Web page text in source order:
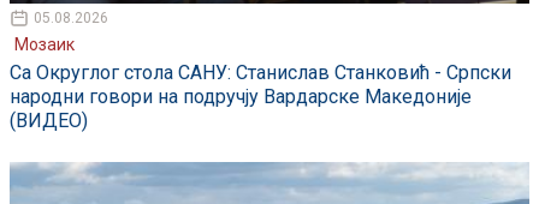
05.08.2026
Мозаик
Са Округлог стола САНУ: Станислав Станковић - Српски
народни говори на подручју Вардарске Македоније
(ВИДЕО)